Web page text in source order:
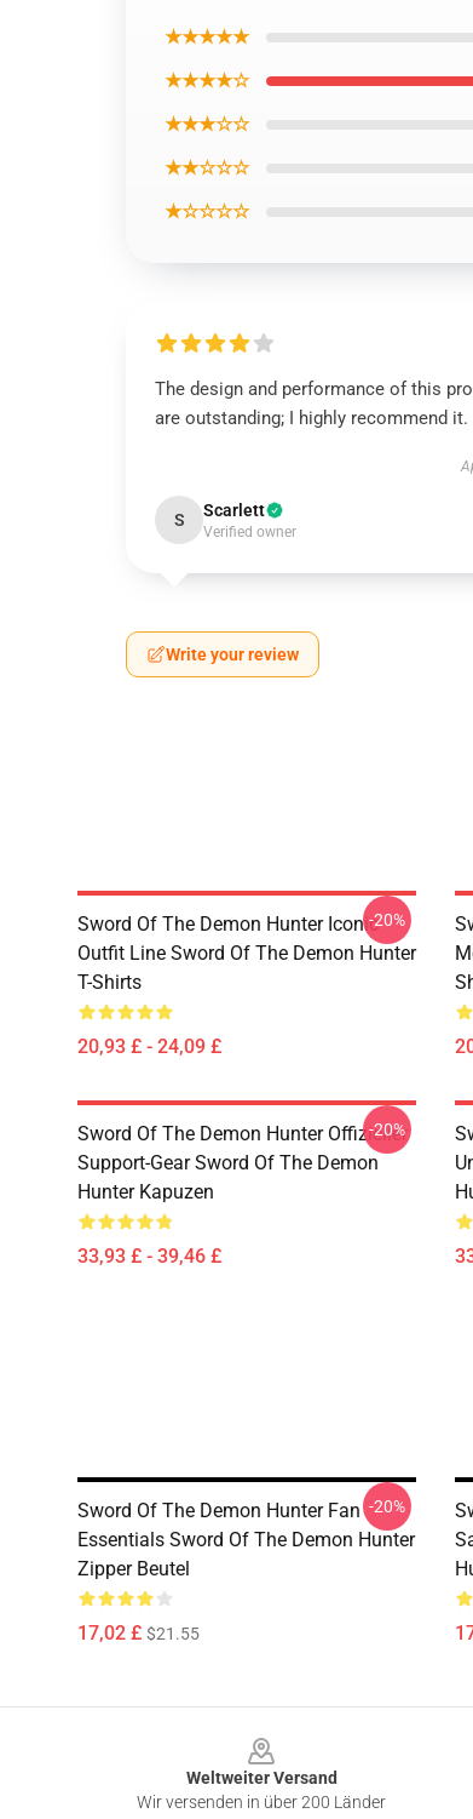
★★★★★
★★★★☆
★★★☆☆
★★☆☆☆
★☆☆☆☆
The design and performance of this
are outstanding; I highly recommend it.
S Scarlett
Verified owner
Write your review
Sword Of The Demon Hunter Iconic
Outfit Line Sword Of The Demon Hunter
T-Shirts
20,93 £ - 24,09 £
-20%
Sword Of The Demon Hunter Offizieller
Support-Gear Sword Of The Demon
Hunter Kapuzen
33,93 £ - 39,46 £
-20%
Sword Of The Demon Hunter Fan
Essentials Sword Of The Demon Hunter
Zipper Beutel
17,02 £ $21.55
-20%
Weltweiter Versand
Wir versenden in über 200 Länder